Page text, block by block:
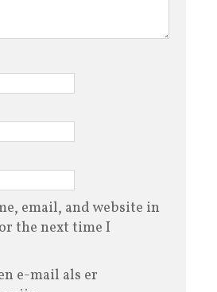
email, and website in
the next time I
e-mail als er